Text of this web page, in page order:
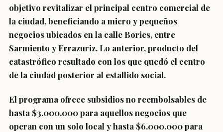
objetivo revitalizar el principal centro comercial de
la ciudad, beneficiando a micro y pequeños
negocios ubicados en la calle Bories, entre
Sarmiento y Errazuriz. Lo anterior, producto del
catastrófico resultado con los que quedó el centro
de la ciudad posterior al estallido social.
El programa ofrece subsidios no reembolsables de
hasta $3.000.000 para aquellos negocios que
operan con un solo local y hasta $6.000.000 para